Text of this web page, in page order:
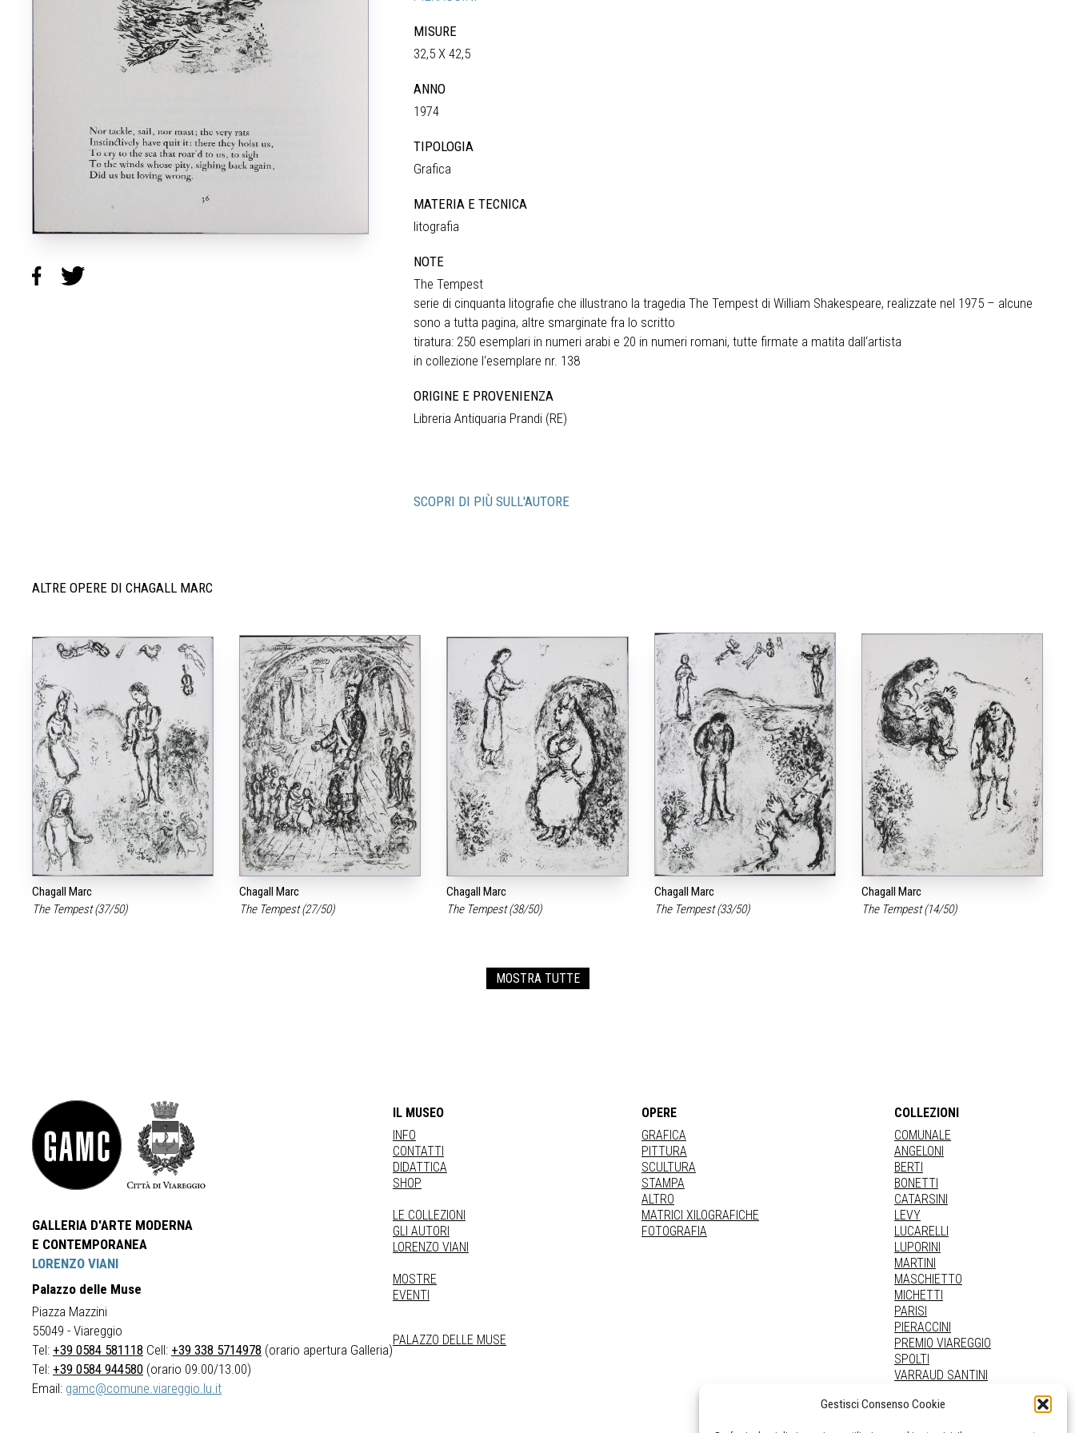
Gestisci Consenso Cookie
MISURE
32,5 X 42,5
ANNO
1974
TIPOLOGIA
Grafica
MATERIA E TECNICA
litografia
NOTE
The Tempest
serie di cinquanta litografie che illustrano la tragedia The Tempest di William Shakespeare, realizzate nel 1975 – alcune
sono a tutta pagina, altre smarginate fra lo scritto
tiratura: 250 esemplari in numeri arabi e 20 in numeri romani, tutte firmate a matita dall‘artista
in collezione l‘esemplare nr. 138
ORIGINE E PROVENIENZA
Libreria Antiquaria Prandi (RE)
SCOPRI DI PIÙ SULL'AUTORE
ALTRE OPERE DI CHAGALL MARC
Chagall Marc
The Tempest (37/50)
Chagall Marc
The Tempest (27/50)
Chagall Marc
The Tempest (38/50)
Chagall Marc
The Tempest (33/50)
Chagall Marc
The Tempest (14/50)
MOSTRA TUTTE
GALLERIA D'ARTE MODERNA
E CONTEMPORANEA
LORENZO VIANI
Palazzo delle Muse
Piazza Mazzini
55049 - Viareggio
Tel: +39 0584 581118 Cell: +39 338 5714978 (orario apertura Galleria)
Tel: +39 0584 944580 (orario 09.00/13.00)
Email: gamc@comune.viareggio.lu.it
IL MUSEO
INFO
CONTATTI
DIDATTICA
SHOP
LE COLLEZIONI
GLI AUTORI
LORENZO VIANI
MOSTRE
EVENTI
PALAZZO DELLE MUSE
OPERE
GRAFICA
PITTURA
SCULTURA
STAMPA
ALTRO
MATRICI XILOGRAFICHE
FOTOGRAFIA
COLLEZIONI
COMUNALE
ANGELONI
BERTI
BONETTI
CATARSINI
LEVY
LUCARELLI
LUPORINI
MARTINI
MASCHIETTO
MICHETTI
PARISI
PIERACCINI
PREMIO VIAREGGIO
SPOLTI
VARRAUD SANTINI